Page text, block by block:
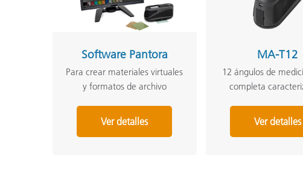
Software Pantora
Para crear materiales virtuales
y formatos de archivo
Ver detalles
MA-T12
12 ángulos de
completa
Ver detalles